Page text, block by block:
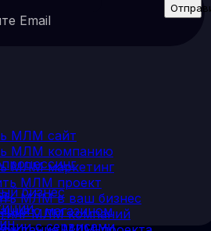
Email
МЛМ сайт
МЛМ компанию
МЛМ маркетинг
МЛМ проект
МЛМ в ваш бизнес
МЛМ компаний
с магазином
с сервисами
бизнес